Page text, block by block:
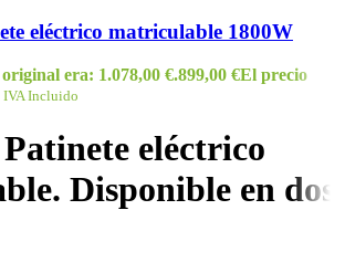
eléctrico matriculable 1800W
era: 1.078,00 €.899,00 €El precio
IVA Incluido
eléctrico
Disponible en dos